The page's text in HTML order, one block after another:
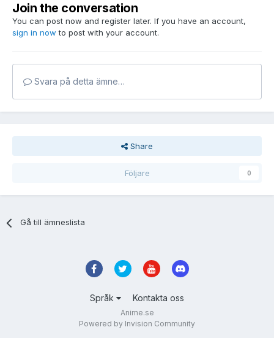
Join the conversation
You can post now and register later. If you have an account,
sign in now to post with your account.
Svara på detta ämne…
Share
Följare 0
Gå till ämneslista
Språk Kontakta oss
Anime.se
Powered by Invision Community